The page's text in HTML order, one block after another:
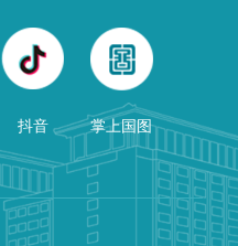
抖音 掌上国图